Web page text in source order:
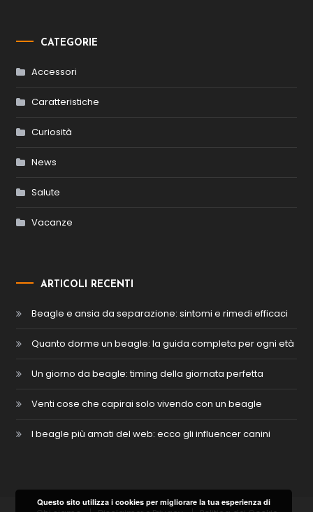
CATEGORIE
Accessori
Caratteristiche
Curiosità
News
Salute
Vacanze
ARTICOLI RECENTI
Beagle e ansia da separazione: sintomi e rimedi efficaci
Quanto dorme un beagle: la guida completa per ogni età
Un giorno da beagle: timing della giornata perfetta
Venti cose che capirai solo vivendo con un beagle
I beagle più amati del web: ecco gli influencer canini
Questo sito utilizza i cookies per migliorare la tua esperienza di